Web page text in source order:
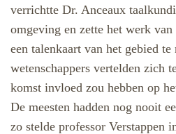
verrichtte Dr. Anceaux
omgeving en zette het werk
een talenkaart van het gebied te
wetenschappers vertelden zich
komst invloed zou hebben op
De meesten hadden nog nooit
zo stelde professor Verstappen